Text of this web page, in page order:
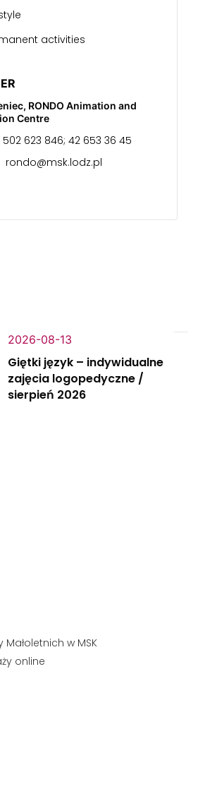
activities
RONDO Animation and
Centre
502 623 846; 42 653 36 45
rondo@msk.lodz.pl
2026-08-13
Giętki język – indywidualne
zajęcia logopedyczne /
sierpień 2026
w MSK
online